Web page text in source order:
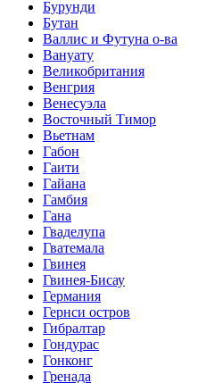
Бурунди
Бутан
Валлис и Футуна о-ва
Вануату
Великобритания
Венгрия
Венесуэла
Восточный Тимор
Вьетнам
Габон
Гаити
Гайана
Гамбия
Гана
Гваделупа
Гватемала
Гвинея
Гвинея-Бисау
Германия
Гернси остров
Гибралтар
Гондурас
Гонконг
Гренада